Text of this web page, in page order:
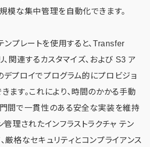
模な集中管理を自動化できます。
プレートを使用すると、Transfer
関連するカスタマイズ、および S3 ア
デプロイでプログラム的にプロビジョ
ます。これにより、時間のかかる手動
門間で一貫性のある安全な実装を維持
管理されたインフラストラクチャ テン
厳格なセキュリティとコンプライアンス